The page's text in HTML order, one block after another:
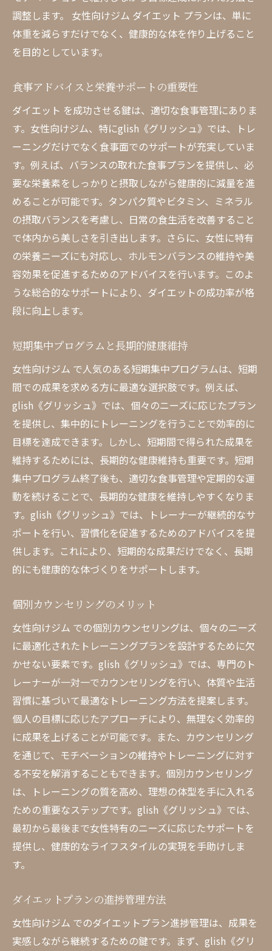
調整します。 女性向けジム ダイエット プランは、単に
体重を減らすだけでなく、健康的な体を作り上げること
を目的としています。
食事アドバイスと栄養サポートの重要性
ダイエット を成功させる鍵は、適切な食事管理にありま
す。女性向けジム、特にglish《グリッシュ》では、トレ
ーニングだけでなく食事面でのサポートが充実していま
す。例えば、バランスの取れた食事プランを提供し、必
要な栄養素をしっかりと摂取しながら健康的に減量を進
めることが可能です。タンパク質やビタミン、ミネラル
の摂取バランスを考慮し、日常の食生活を改善すること
で体内から美しさを引き出します。さらに、女性に特有
の栄養ニーズにも対応し、ホルモンバランスの維持や美
容効果を促進するためのアドバイスを行います。このよ
うな総合的なサポートにより、ダイエットの成功率が格
段に向上します。
短期集中プログラムと長期的健康維持
女性向けジム で人気のある短期集中プログラムは、短期
間での成果を求める方に最適な選択肢です。例えば、
glish《グリッシュ》では、個々のニーズに応じたプラン
を提供し、集中的にトレーニングを行うことで効率的に
目標を達成できます。しかし、短期間で得られた成果を
維持するためには、長期的な健康維持も重要です。短期
集中プログラム終了後も、適切な食事管理や定期的な運
動を続けることで、長期的な健康を維持しやすくなりま
す。glish《グリッシュ》では、トレーナーが継続的なサ
ポートを行い、習慣化を促進するためのアドバイスを提
供します。これにより、短期的な成果だけでなく、長期
的にも健康的な体づくりをサポートします。
個別カウンセリングのメリット
女性向けジム での個別カウンセリングは、個々のニーズ
に最適化されたトレーニングプランを設計するために欠
かせない要素です。glish《グリッシュ》では、専門のト
レーナーが一対一でカウンセリングを行い、体質や生活
習慣に基づいて最適なトレーニング方法を提案します。
個人の目標に応じたアプローチにより、無理なく効率的
に成果を上げることが可能です。また、カウンセリング
を通じて、モチベーションの維持やトレーニングに対す
る不安を解消することもできます。個別カウンセリング
は、トレーニングの質を高め、理想の体型を手に入れる
ための重要なステップです。glish《グリッシュ》では、
最初から最後まで女性特有のニーズに応じたサポートを
提供し、健康的なライフスタイルの実現を手助けしま
す。
ダイエットプランの進捗管理方法
女性向けジム でのダイエットプラン進捗管理は、成果を
実感しながら継続するための鍵です。まず、glish《グリ